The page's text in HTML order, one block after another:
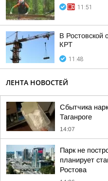
11:51
В Ростовской
КРТ
11:48
ЛЕНТА НОВОСТЕЙ
Сбытчика
Таганроге
14:07
Парк не
планирует
Ростова